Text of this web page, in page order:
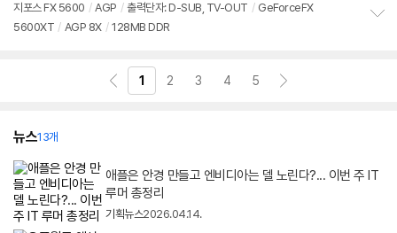
지포스 FX 5600 / AGP / 출력단자: D-SUB, TV-OUT / GeForceFX
5600XT / AGP 8X / 128MB DDR
1 2 3 4 5
뉴스13개
애플은 안경 만들고 엔비디아는 델 노린다?... 이번 주 IT
루머 총정리
기획뉴스2026.04.14.